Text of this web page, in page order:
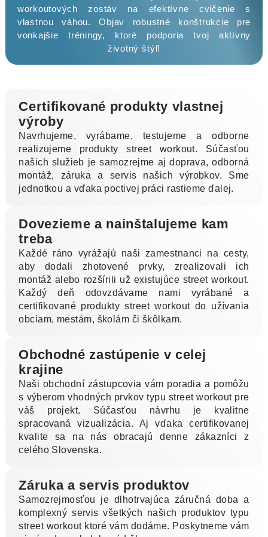
workoutových zostáv na efektívne cvičenie s
vlastnou váhou. Objav robustné konštrukcie pre
vonkajšie tréningy, ktoré podporia tvoj aktívny
životný štýl!
Certifikované produkty vlastnej
výroby
Navrhujeme, vyrábame, testujeme a odborne
realizujeme produkty street workout. Súčasťou
našich služieb je samozrejme aj doprava, odborná
montáž, záruka a servis našich výrobkov. Sme
jednotkou a vďaka poctivej práci rastieme ďalej.
Dovezieme a nainštalujeme kam
treba
Každé ráno vyrážajú naši zamestnanci na cesty,
aby dodali zhotovené prvky, zrealizovali ich
montáž alebo rozšírili už existujúce street workout.
Každý deň odovzdávame nami vyrábané a
certifikované produkty street workout do užívania
obciam, mestám, školám či škôlkam.
Obchodné zastúpenie v celej
krajine
Naši obchodní zástupcovia vám poradia a pomôžu
s výberom vhodných prvkov typu street workout pre
váš projekt. Súčasťou návrhu je kvalitne
spracovaná vizualizácia. Aj vďaka certifikovanej
kvalite sa na nás obracajú denne zákazníci z
celého Slovenska.
Záruka a servis produktov
Samozrejmosťou je dlhotrvajúca záručná doba a
komplexný servis všetkých našich produktov typu
street workout ktoré vám dodáme. Poskytneme vám